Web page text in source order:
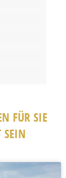
FÜR SIE
SEIN